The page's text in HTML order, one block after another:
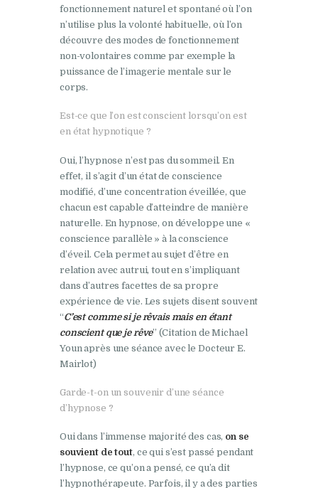
fonctionnement naturel et spontané où l’on
n’utilise plus la volonté habituelle, où l’on
découvre des modes de fonctionnement
non-volontaires comme par exemple la
puissance de l’imagerie mentale sur le
corps.
Est-ce que l’on est conscient lorsqu’on est
en état hypnotique ?
Oui, l’hypnose n’est pas du sommeil. En
effet, il s’agit d’un état de conscience
modifié, d’une concentration éveillée, que
chacun est capable d’atteindre de manière
naturelle. En hypnose, on développe une «
conscience parallèle » à la conscience
d’éveil. Cela permet au sujet d’être en
relation avec autrui, tout en s’impliquant
dans d’autres facettes de sa propre
expérience de vie. Les sujets disent souvent
“C’est comme si je rêvais mais en étant
conscient que je rêve” (Citation de Michael
Youn après une séance avec le Docteur E.
Mairlot)
Garde-t-on un souvenir d’une séance
d’hypnose ?
Oui dans l’immense majorité des cas, on se
souvient de tout, ce qui s’est passé pendant
l’hypnose, ce qu’on a pensé, ce qu’a dit
l’hypnothérapeute. Parfois, il y a des parties